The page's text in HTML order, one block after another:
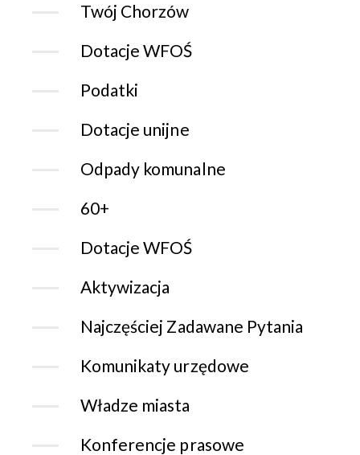
Twój Chorzów
Dotacje WFOŚ
Podatki
Dotacje unijne
Odpady komunalne
60+
Dotacje WFOŚ
Aktywizacja
Najczęściej Zadawane Pytania
Komunikaty urzędowe
Władze miasta
Konferencje prasowe